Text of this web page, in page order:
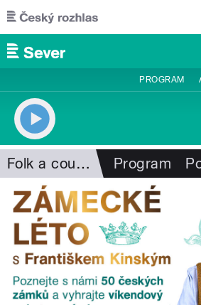
Přejít k hlavnímu obsahu
PROGRAM
Folk a country Program